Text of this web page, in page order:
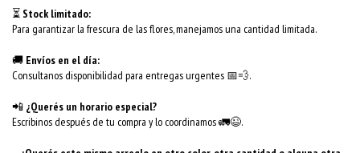
⏳ Stock limitado:
Para garantizar la frescura de las flores, manejamos una cantidad limitada.
🚚 Envíos en el día:
Consultanos disponibilidad para entregas urgentes 📅💨.
📲 ¿Querés un horario especial?
Escribinos después de tu compra y lo coordinamos 🚛😉.